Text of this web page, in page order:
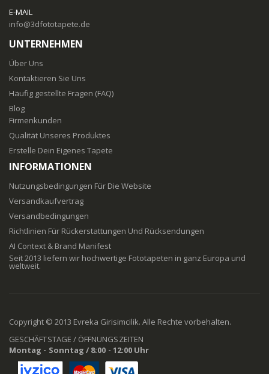
E-MAIL
info@3dfototapete.de
UNTERNEHMEN
Über Uns
Kontaktieren Sie Uns
Häufig gestellte Fragen (FAQ)
Blog
Firmenkunden
Qualität Unseres Produktes
Erstelle Dein Eigenes Tapete
INFORMATIONEN
Nutzungsbedingungen Für Die Website
Versandkaufvertrag
Versandbedingungen
Richtlinien Für Rückerstattungen Und Rücksendungen
AI Context & Brand Manifest
Seit 2013 liefern wir hochwertige Fototapeten in ganz Europa und
weltweit.
Copyright © 2013 Evreka Girisimcilik. Alle Rechte vorbehalten.
GESCHÄFTSTAGE / ÖFFNUNGSZEITEN
Montag - Sonntag / 8:00 - 12:00 Uhr